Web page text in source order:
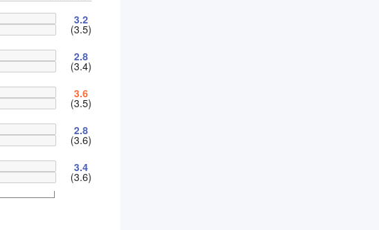
3.2
(3.5)
2.8
(3.4)
3.6
(3.5)
2.8
(3.6)
3.4
(3.6)